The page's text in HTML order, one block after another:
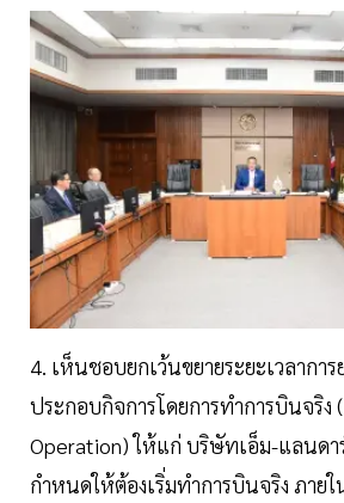
4. เห็นชอบยกเว้นขยายระยะเวลาการ
ประกอบกิจการโดยการทำการบินจริง
Operation) ให้แก่ บริษัทเอ็ม-แลนดา
กำหนดให้ต้องเริ่มทำการบินจริง ภาย